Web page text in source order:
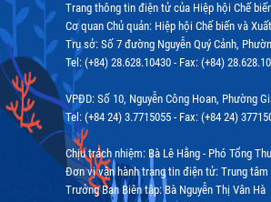
Trang thông tin điện tử của Hiệp hội Chế
Cơ quan Chủ quản: Hiệp hội Chế biến và
Trụ sở: Số 7 đường Nguyễn Quý Cảnh,
Tel: (+84) 28.628.10430 - Fax: (+84)
VPĐD: Số 10, Nguyễn Công Hoan, Phường
Tel: (+84 24) 3.7715055 - Fax: (+84 24)
Chịu trách nhiệm: Bà Lê Hằng - Phó Tổng
Đơn vị vận hành trang tin điện tử: Trung tâm
Trưởng Ban Biên tập: Bà Nguyễn Thị Vân Hà